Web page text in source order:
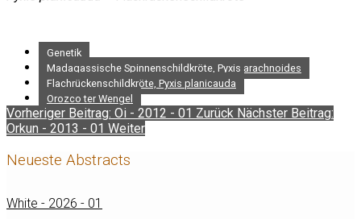
Genetik
Madagassische Spinnenschildkröte, Pyxis arachnoides
Flachrückenschildkröte, Pyxis planicauda
Orozco ter Wengel
Vorheriger Beitrag: Oi - 2012 - 01 Zurück Nächster Beitrag:
Orkun - 2013 - 01 Weiter
Neueste Abstracts
White - 2026 - 01